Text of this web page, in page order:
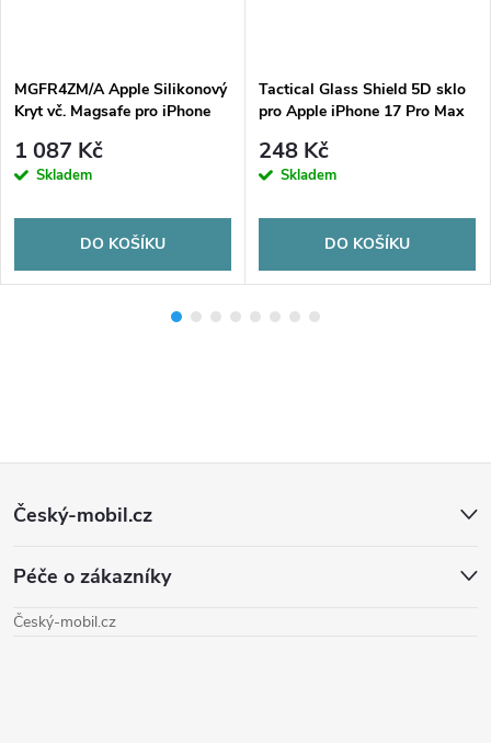
MGFR4ZM/A Apple Silikonový
Kryt vč. Magsafe pro iPhone
1 087 Kč
Skladem
DO KOŠÍKU
Tactical Glass Shield 5D sklo
pro Apple iPhone 17 Pro Max
248 Kč
Skladem
DO KOŠÍKU
Z
p
Český-mobil.cz
Péče o zákazníky
Český-mobil.cz